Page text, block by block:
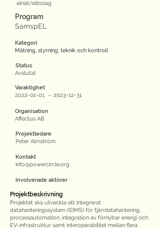
elnät/elbolag
Program
SamspEL
Kategori
Mätning, styrning, teknik och kontroll
Status
Avslutat
Varaktighet
2022-01-01
– 2023-12-31
Organisation
Affectus AB
Projektledare
Peter Almström
Kontakt
info@powercircle.org
Involverade aktörer
Projektbeskrivning
Projektet ska utveckla ett integrerat
datahanteringssystem (IDMS) för fjärrdatahantering,
processautomation, integration av förnybar energi och
EV-infrastruktur samt interoperabilitet mellan flera